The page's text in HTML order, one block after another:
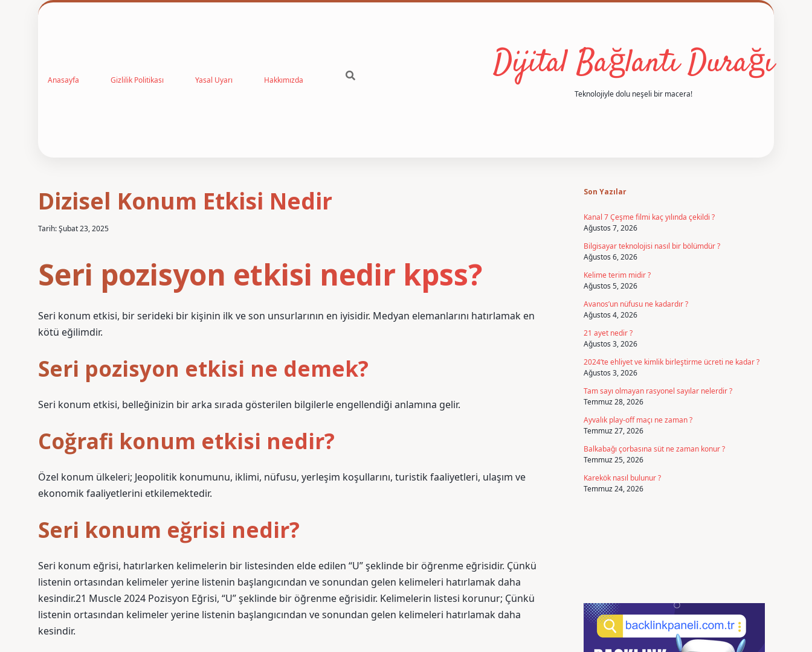
Anasayfa Gizlilik Politikası Yasal Uyarı Hakkımızda Dijital Bağlantı Durağı
Teknolojiyle dolu neşeli bir macera!
Dizisel Konum Etkisi Nedir
Tarih: Şubat 23, 2025
Seri pozisyon etkisi nedir kpss?
Seri konum etkisi, bir serideki bir kişinin ilk ve son unsurlarının en iyisidir. Medyan elemanlarını hatırlamak en
kötü eğilimdir.
Seri pozisyon etkisi ne demek?
Seri konum etkisi, belleğinizin bir arka sırada gösterilen bilgilerle engellendiği anlamına gelir.
Coğrafi konum etkisi nedir?
Özel konum ülkeleri; Jeopolitik konumunu, iklimi, nüfusu, yerleşim koşullarını, turistik faaliyetleri, ulaşım ve
ekonomik faaliyetlerini etkilemektedir.
Seri konum eğrisi nedir?
Seri konum eğrisi, hatırlarken kelimelerin bir listesinden elde edilen “U” şeklinde bir öğrenme eğrisidir. Çünkü
listenin ortasından kelimeler yerine listenin başlangıcından ve sonundan gelen kelimeleri hatırlamak daha
kesindir.21 Muscle 2024 Pozisyon Eğrisi, “U” şeklinde bir öğrenme eğrisidir. Kelimelerin listesi korunur; Çünkü
listenin ortasından kelimeler yerine listenin başlangıcından ve sonundan gelen kelimeleri hatırlamak daha
kesindir.
Son Yazılar
Kanal 7 Çeşme filmi kaç yılında çekildi ?
Ağustos 7, 2026
Bilgisayar teknolojisi nasıl bir bölümdür ?
Ağustos 6, 2026
Kelime terim midir ?
Ağustos 5, 2026
Avanos’un nüfusu ne kadardır ?
Ağustos 4, 2026
21 ayet nedir ?
Ağustos 3, 2026
2024’te ehliyet ve kimlik birleştirme ücreti ne kadar ?
Ağustos 3, 2026
Tam sayı olmayan rasyonel sayılar nelerdir ?
Temmuz 28, 2026
Ayvalık play-off maçı ne zaman ?
Temmuz 27, 2026
Balkabağı çorbasına süt ne zaman konur ?
Temmuz 25, 2026
Karekök nasıl bulunur ?
Temmuz 24, 2026